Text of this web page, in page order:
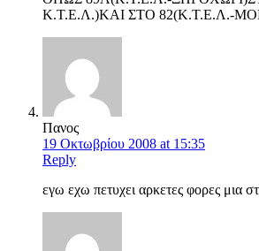
Κ.Τ.Ε.Λ.)ΚΑΙ ΣΤΟ 82(Κ.Τ.Ε.Λ.-
Πανος
19 Οκτωβρίου 2008 at 15:35
Reply
εγω εχω πετυχει αρκετες φορες μια